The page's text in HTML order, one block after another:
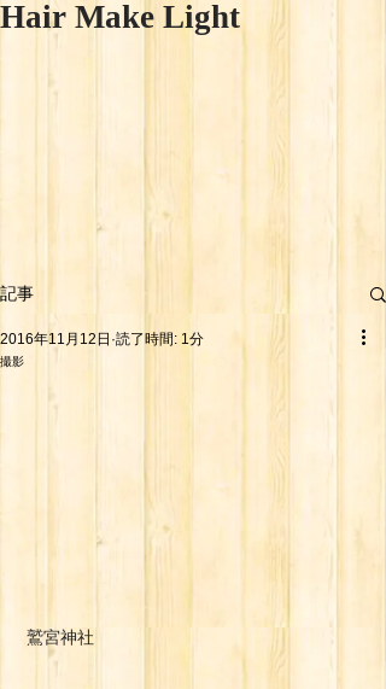
Hair Make Light
記事
撮影
2016年11月12日 読了時間: 1分
鷲宮神社